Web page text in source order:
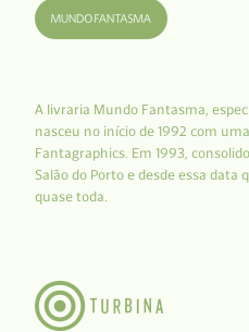
A livraria Mundo Fantasma,
nasceu no início de 1992 com
Fantagraphics. Em 1993,
Salão do Porto e desde essa data
quase toda.